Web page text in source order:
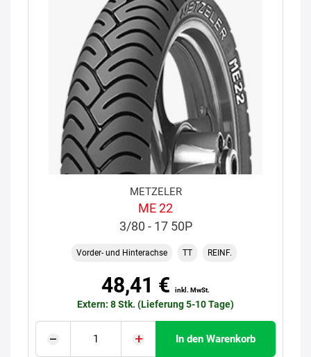
METZELER
ME 22
3/80 - 17 50P
Vorder- und Hinterachse TT REINF.
48,41 € inkl. MwSt.
Extern: 8 Stk. (Lieferung 5-10 Tage)
In den Warenkorb